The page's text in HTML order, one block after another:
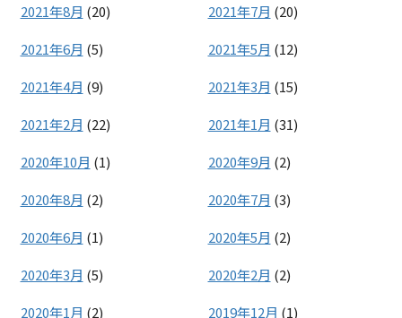
2021年8月 (20) 2021年7月 (20)
2021年6月 (5) 2021年5月 (12)
2021年4月 (9) 2021年3月 (15)
2021年2月 (22) 2021年1月 (31)
2020年10月 (1) 2020年9月 (2)
2020年8月 (2) 2020年7月 (3)
2020年6月 (1) 2020年5月 (2)
2020年3月 (5) 2020年2月 (2)
2020年1月 (2) 2019年12月 (1)